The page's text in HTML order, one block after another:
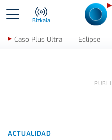
Bizkaia
Caso Plus Ultra Eclipse
ACTUALIDAD